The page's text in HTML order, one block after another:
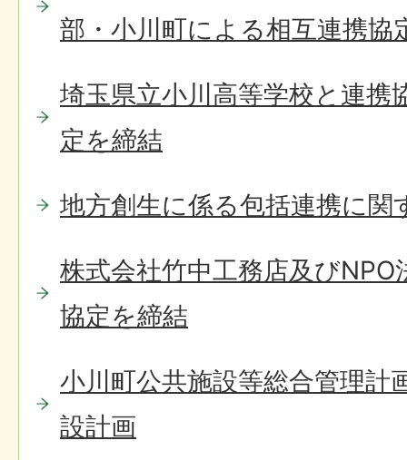
部・小川町による相互連携協
埼玉県立小川高等学校と連携
定を締結
地方創生に係る包括連携に関
株式会社竹中工務店及び
協定を締結
小川町公共施設等総合管理計
設計画